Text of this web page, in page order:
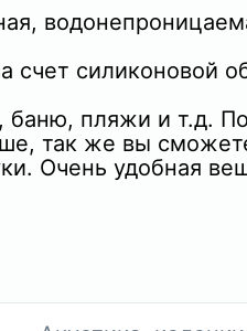
счет силиконовой
баню, пляжи и т.д.
так же вы
Очень удобная